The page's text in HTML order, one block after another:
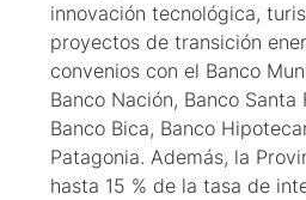
innovación tecnológica,
proyectos de transición
convenios con el Banco
Banco Nación, Banco Santa
Banco Bica, Banco
Patagonia. Además, la
hasta 15 % de la tasa de